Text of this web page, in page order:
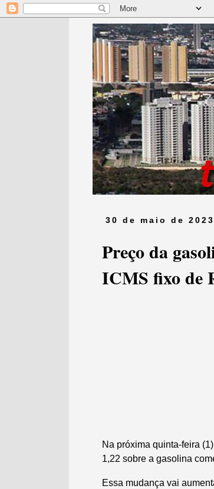
30 de maio de 2023
Preço da
ICMS fixo de
Na próxima quinta-feira
1,22 sobre a gasolina
Essa mudança vai